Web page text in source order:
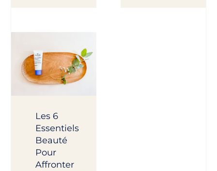
Les 6
Essentiels
Beauté
Pour
Affronter